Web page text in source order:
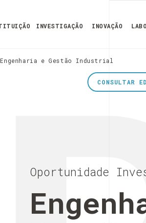
INVESTIGAÇÃO INOVAÇÃO
Engenharia e Gestão Industrial
CONSULTAR
Oportunidade